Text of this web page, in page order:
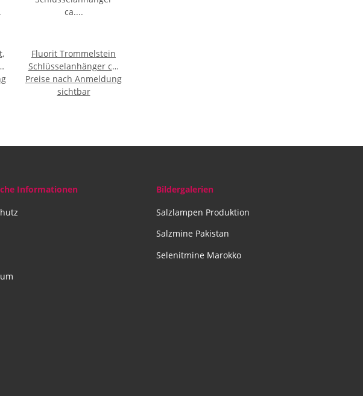
Fluorit Trommelstein
Schlüsselanhänger ca.
20-25 mm mit Kette
und Schlüsselring
Preise nach Anmeldung
sichtbar
Informationen Bildergalerien
Salzlampen Produktion
Salzmine Pakistan
Selenitmine Marokko